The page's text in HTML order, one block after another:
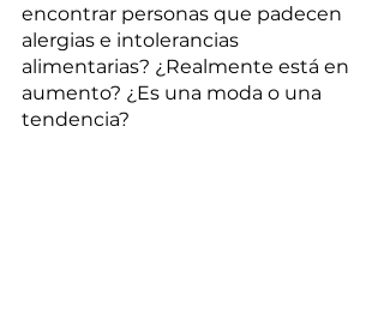
encontrar personas que padecen
alergias e intolerancias
alimentarias? ¿Realmente está en
aumento? ¿Es una moda o una
tendencia?